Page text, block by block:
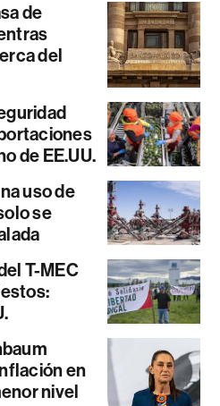
de
del
de EE.UU.
uso de
se
T-MEC
en
nivel